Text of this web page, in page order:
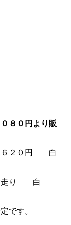
８０円より販
２０円 白
走り 白
です。